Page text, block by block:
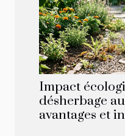
Impact
désherbage
avantages et